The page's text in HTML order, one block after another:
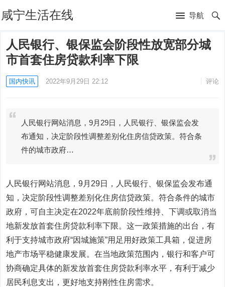
咸宁生活在线 导航
人民银行、银保监会阶段性放宽部分城
市首套住房贷款利率下限
国内快讯 2022年9月29日 22:12 评论
人民银行网站消息，9月29日，人民银行、银保监会发
布通知，决定阶段性调整差别化住房信贷政策。符合条
件的城市政府…
人民银行网站消息，9月29日，人民银行、银保监会发布通
知，决定阶段性调整差别化住房信贷政策。符合条件的城市
政府，可自主决定在2022年底前阶段性维持、下调或取消当
地新发放首套住房贷款利率下限。这一政策措施的出台，有
利于支持城市政府“因城施策”用足用好政策工具箱，促进房
地产市场平稳健康发展。在当地政策范围内，银行和客户可
协商确定具体的新发放首套住房贷款利率水平，有利于减少
居民利息支出，更好地支持刚性住房需求。